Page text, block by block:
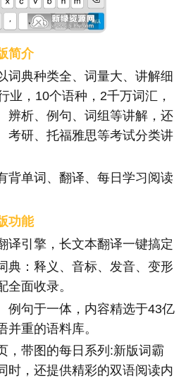
简介
词典种类全、词量大、讲解细
业，10个语种，2千万词汇，
辨析、例句、词组等讲解，还
考研、托福雅思等考试分类讲
背单词、翻译、每日学习阅读
功能
译引擎，长文本翻译一键搞定
典：释义、音标、发音、变形
全面收录。
例句于一体，内容精选于43亿
并重的语料库。
，带图的每日系列:新版词霸
时，还提供精彩的双语阅读内